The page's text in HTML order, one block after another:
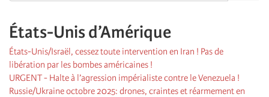
États-Unis d’Amérique
États-Unis/Israël, cessez toute intervention en Iran ! Pas de
libération par les bombes américaines !
URGENT - Halte à l’agression impérialiste contre le Venezuela !
Russie/Ukraine octobre 2025: drones, craintes et réarmement en